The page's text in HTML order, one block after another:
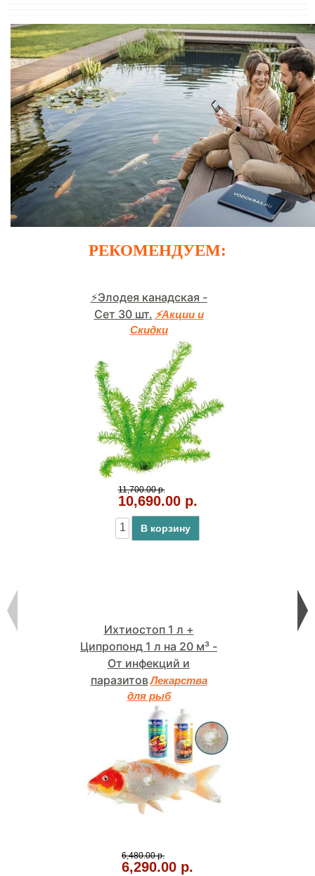
РЕКОМЕНДУЕМ:
⚡Элодея канадская -
Сет 30 шт. ⚡Акции и
Скидки
11,700.00 р.
10,690.00 р.
В корзину
Ихтиостоп 1 л +
Ципропонд 1 л на 20 м³ -
От инфекций и
паразитовЛекарства
для рыб
6,480.00 р.
6,290.00 р.